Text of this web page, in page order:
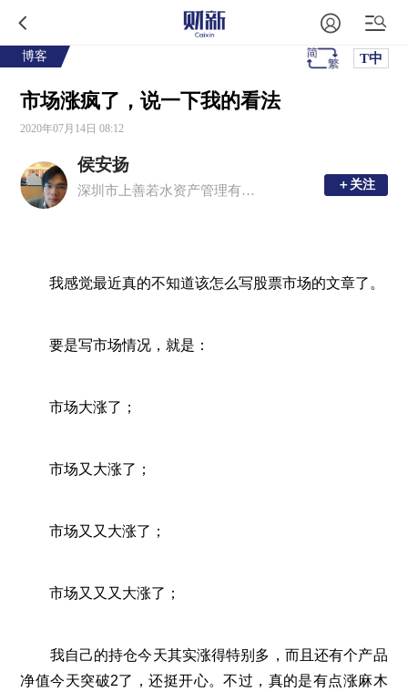
博客 T中
市场涨疯了，说一下我的看法
2020年07月14日 08:12
侯安扬
深圳市上善若水资产管理有限公司董事长 ＋关注
＋关注
	我感觉最近真的不知道该怎么写股票市场的文章了。
	要是写市场情况，就是：
	市场大涨了；
	市场又大涨了；
	市场又又大涨了；
	市场又又又大涨了；
净值今天突破2了，还挺开心。不过，真的是有点涨麻木